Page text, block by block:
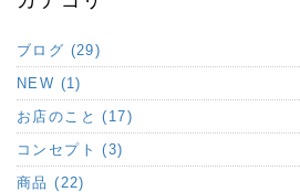
ブログ (29)
NEW (1)
お店のこと (17)
コンセプト (3)
商品 (22)